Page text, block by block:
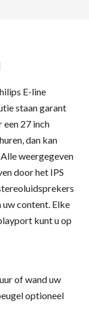
E-line
staan garant
27 inch
dan kan
weergegeven
door het IPS
content. Elke
kunt u op
of wand uw
optioneel